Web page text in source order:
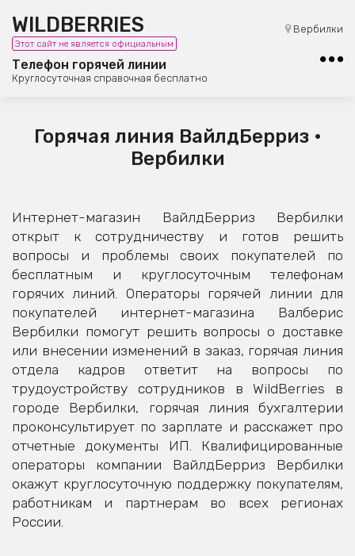
WILDBERRIES
Этот сайт не является официальным
Телефон горячей линии
Круглосуточная справочная бесплатно
Вербилки
8 (800) 101-42-23
Бесплатная юридическая консультация
Горячая линия ВайлдБерриз •
Вербилки
Интернет-магазин ВайлдБерриз Вербилки
открыт к сотрудничеству и готов решить
вопросы и проблемы своих покупателей по
бесплатным и круглосуточным телефонам
горячих линий. Операторы горячей линии для
покупателей интернет-магазина Валберис
Вербилки помогут решить вопросы о доставке
или внесении изменений в заказ, горячая линия
отдела кадров ответит на вопросы по
трудоустройству сотрудников в WildBerries в
городе Вербилки, горячая линия бухгалтерии
проконсультирует по зарплате и расскажет про
отчетные документы ИП. Квалифицированные
операторы компании ВайлдБерриз Вербилки
окажут круглосуточную поддержку покупателям,
работникам и партнерам во всех регионах
России.